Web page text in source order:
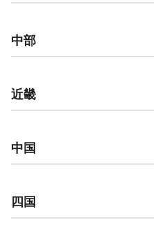
中部
近畿
中国
四国